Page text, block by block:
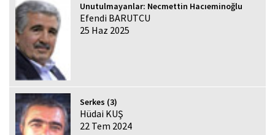
Unutulmayanlar: Necmettin Hacıeminoğlu
Efendi BARUTCU
25 Haz 2025
Serkes (3)
Hüdai KUŞ
22 Tem 2024